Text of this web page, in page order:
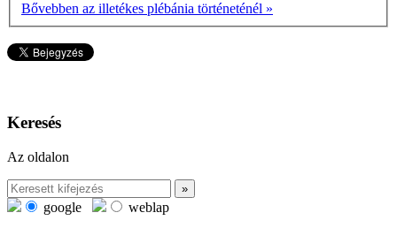
Bővebben az illetékes plébánia történeténél »
Keresés
Az oldalon
google
weblap